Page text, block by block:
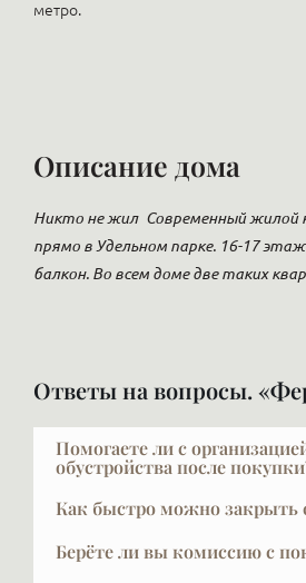
метро.
Описание дома
Никто не жил Современный жилой
прямо в Удельном парке. 16-17
балкон. Во всем доме две таких
Ответы на вопросы.
Помогаете ли с
обустройства после
Да, и это очень важный выбор —
строителя по рекомендации.
проблема и сложная задача,
Как быстро можно закрыть
Обычный срок сделки — около
Примерно неделю ведётся
Берёте ли вы комиссию с